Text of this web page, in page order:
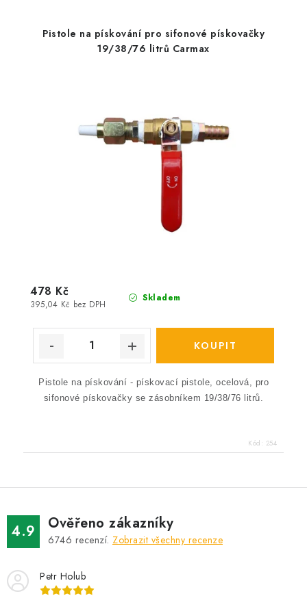
Pistole na pískování pro sifonové pískovačky
19/38/76 litrů Carmax
Skladem
395,04 Kč bez DPH
478 Kč
Pistole na pískování - pískovací pistole, ocelová, pro
sifonové pískovačky se zásobníkem 19/38/76 litrů.
Kód: 254
4.9 Ověřeno zákazníky
6746 recenzí. Zobrazit všechny recenze
Petr Holub